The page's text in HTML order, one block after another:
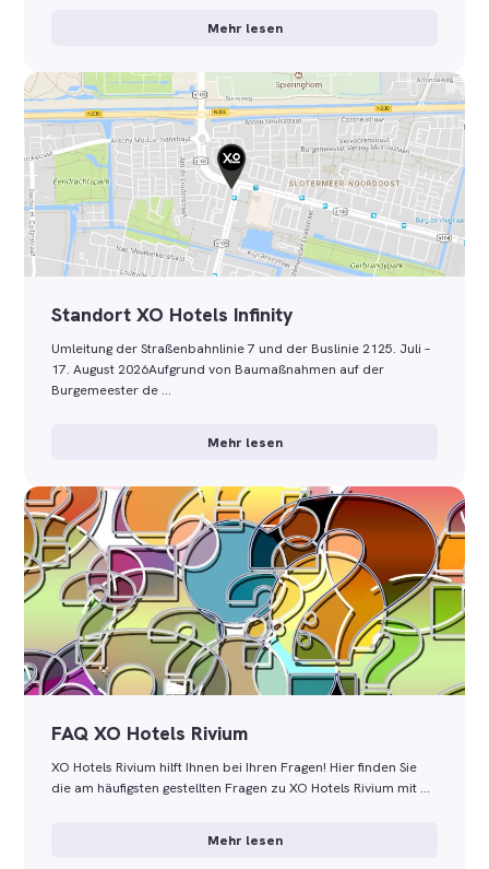
Mehr lesen
Standort XO Hotels Infinity
Umleitung der Straßenbahnlinie 7 und der Buslinie 2125. Juli –
17. August 2026Aufgrund von Baumaßnahmen auf der
Burgemeester de …
Mehr lesen
FAQ XO Hotels Rivium
XO Hotels Rivium hilft Ihnen bei Ihren Fragen! Hier finden Sie
die am häufigsten gestellten Fragen zu XO Hotels Rivium mit …
Mehr lesen